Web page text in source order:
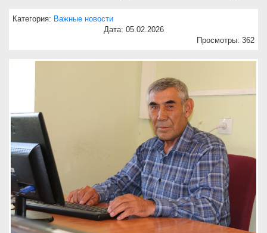
Категория: Важные новости
Дата: 05.02.2026
Просмотры: 362